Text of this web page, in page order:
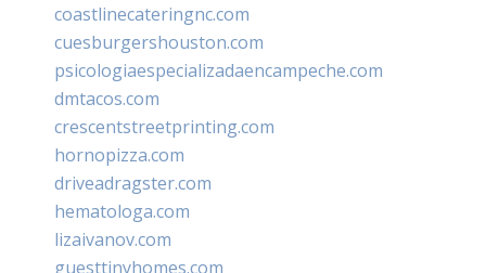
coastlinecateringnc.com
cuesburgershouston.com
psicologiaespecializadaencampeche.com
dmtacos.com
crescentstreetprinting.com
hornopizza.com
driveadragster.com
hematologa.com
lizaivanov.com
guesttinyhomes.com